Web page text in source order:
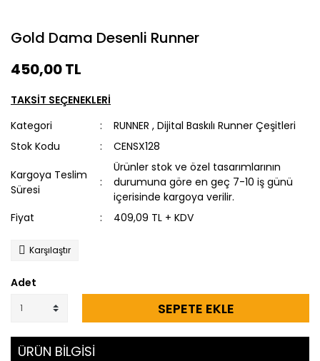
Gold Dama Desenli Runner
450,00 TL
TAKSİT SEÇENEKLERİ
Kategori
RUNNER ,Dijital Baskılı Runner Çeşitleri
Stok Kodu
CENSX128
Kargoya Teslim
Süresi
Ürünler stok ve özel tasarımlarının
durumuna göre en geç 7-10 iş günü
içerisinde kargoya verilir.
Fiyat
409,09 TL + KDV
Karşılaştır
Adet
SEPETE EKLE
ÜRÜN BİLGİSİ